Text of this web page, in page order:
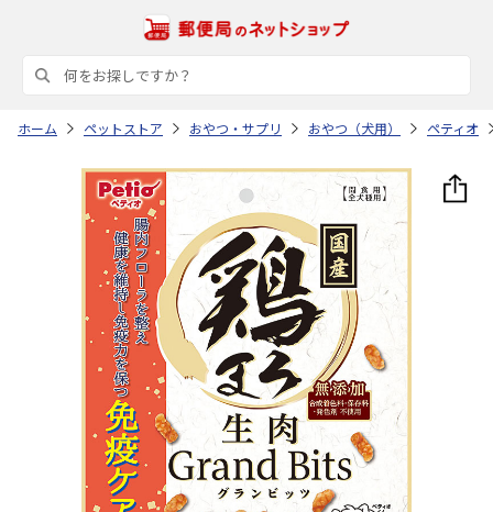
ホーム ペットストア おやつ・サプリ おやつ（犬用） ペティオ